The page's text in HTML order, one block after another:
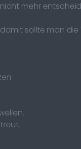
mehr
sollte man